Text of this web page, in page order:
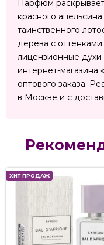
Парфюм
красного
таинственного
дерева с
лицензионные
интернет-
оптового заказа.
в Москве и с
ХИТ ПРОДАЖ